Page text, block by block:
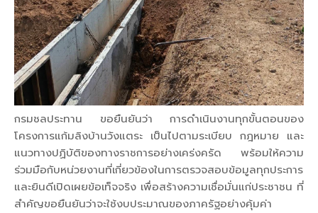
กรมชลประทาน ขอยืนยันว่า การดำเนินงานทุกขั้นตอนของ
โครงการแก้มลิงบ้านวังแตระ เป็นไปตามระเบียบ กฎหมาย และ
แนวทางปฏิบัติของทางราชการอย่างเคร่งครัด พร้อมให้ความ
ร่วมมือกับหน่วยงานที่เกี่ยวข้องในการตรวจสอบข้อมูลทุกประการ
และยินดีเปิดเผยข้อเท็จจริง เพื่อสร้างความเชื่อมั่นแก่ประชาชน ที่
สำคัญขอยืนยันว่าจะใช้งบประมาณของภาครัฐอย่างคุ้มค่า